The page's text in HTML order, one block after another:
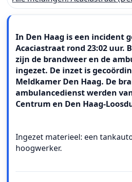
In Den Haag is een incident
Acaciastraat rond 23:02 uur.
zijn de brandweer en de
ingezet. De inzet is
Meldkamer Den Haag. De
ambulancedienst werden
Centrum en Den Haag-
Ingezet materieel: een
hoogwerker.